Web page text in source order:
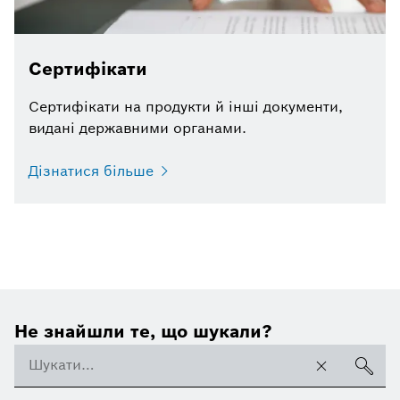
Сертифікати
Сертифікати на продукти й інші документи,
видані державними органами.
Дізнатися більше
Не знайшли те, що шукали?